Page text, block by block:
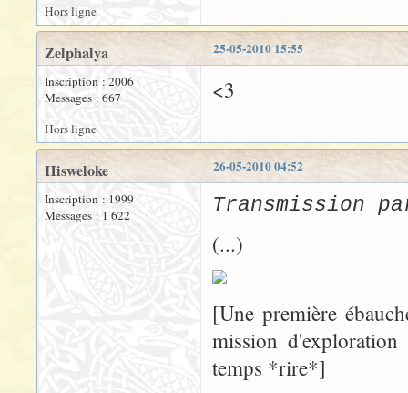
Hors ligne
25-05-2010 15:55
Zelphalya
Inscription : 2006
Messages : 667
<3
Hors ligne
26-05-2010 04:52
Hisweloke
Inscription : 1999
Messages : 1 622
Transmission
(...)
[Une première
mission
temps *rire*]